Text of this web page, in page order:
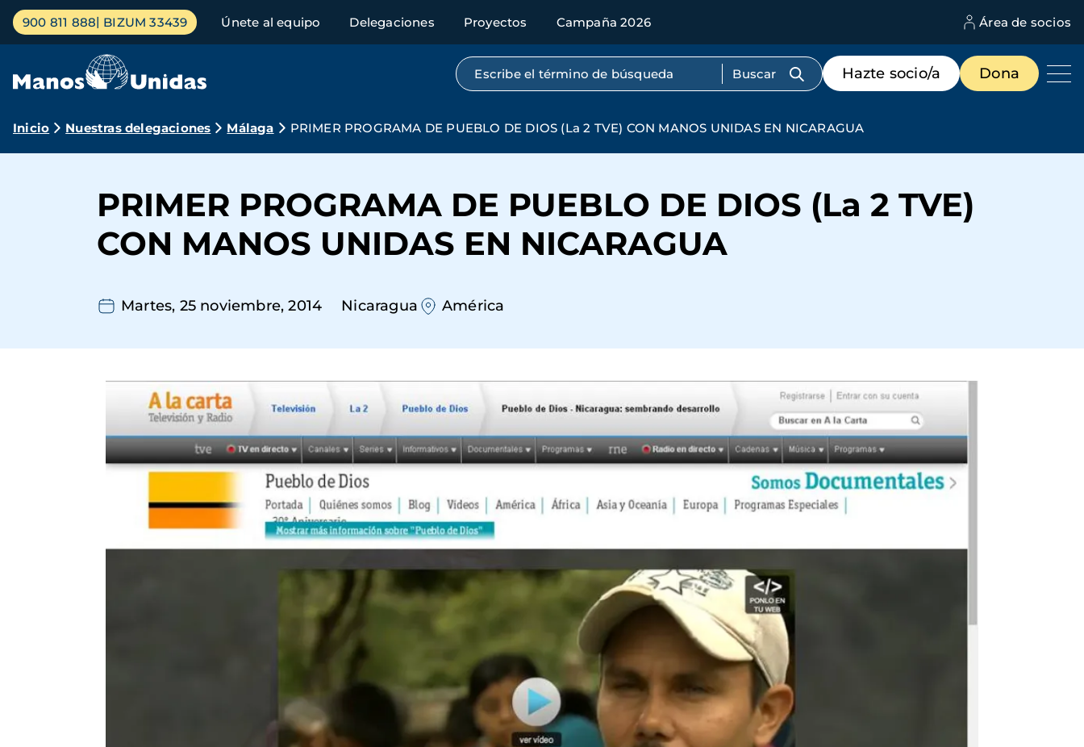
Pasar
contenido
Menú
principal
900 811 888 BIZUM 33439 Únete al equipo Delegaciones Proyectos Campaña 2026 Área de socios
Búsqueda por texto completo
Menú
de
destacados
Hazte socio/a Dona
Ruta
navegación
Inicio Nuestras delegaciones Málaga PRIMER PROGRAMA DE PUEBLO DE DIOS (La 2 TVE) CON MANOS UNIDAS EN NICARAGUA
PRIMER PROGRAMA DE PUEBLO DE DIOS (La 2 TVE)
CON MANOS UNIDAS EN NICARAGUA
Martes, 25 noviembre, 2014 Nicaragua América